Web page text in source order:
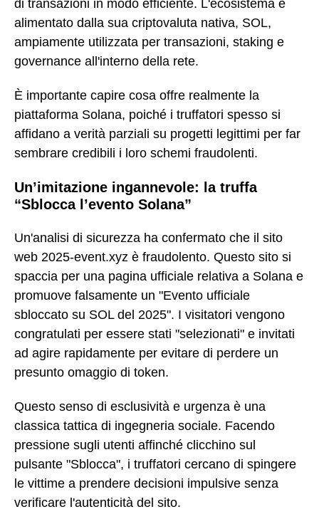
di transazioni in modo efficiente. L'ecosistema è
alimentato dalla sua criptovaluta nativa, SOL,
ampiamente utilizzata per transazioni, staking e
governance all'interno della rete.
È importante capire cosa offre realmente la
piattaforma Solana, poiché i truffatori spesso si
affidano a verità parziali su progetti legittimi per far
sembrare credibili i loro schemi fraudolenti.
Un’imitazione ingannevole: la truffa
“Sblocca l’evento Solana”
Un'analisi di sicurezza ha confermato che il sito
web 2025-event.xyz è fraudolento. Questo sito si
spaccia per una pagina ufficiale relativa a Solana e
promuove falsamente un "Evento ufficiale
sbloccato su SOL del 2025". I visitatori vengono
congratulati per essere stati "selezionati" e invitati
ad agire rapidamente per evitare di perdere un
presunto omaggio di token.
Questo senso di esclusività e urgenza è una
classica tattica di ingegneria sociale. Facendo
pressione sugli utenti affinché clicchino sul
pulsante "Sblocca", i truffatori cercano di spingere
le vittime a prendere decisioni impulsive senza
verificare l'autenticità del sito.